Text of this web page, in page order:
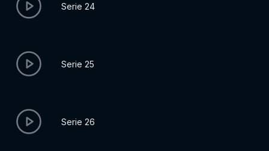
Serie 24
Serie 25
Serie 26